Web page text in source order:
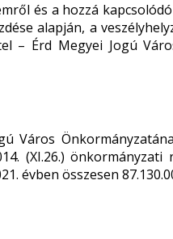
és a hozzá
alapján, a
– Érd Megyei Jogú
Város
(XI.26.) önkormányzati
évben összesen